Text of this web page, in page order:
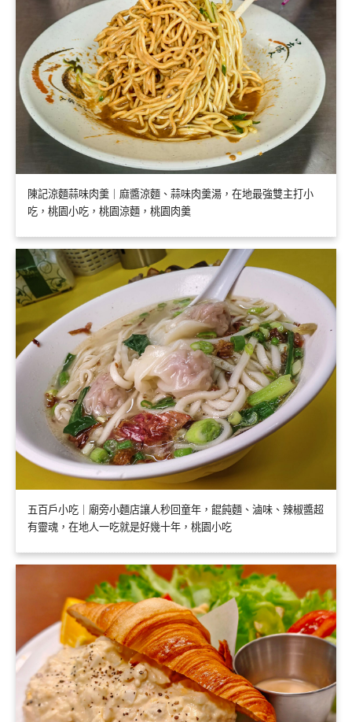
陳記涼麵蒜味肉羹｜麻醬涼麵、蒜味肉羹湯，在地最強雙主打小
吃，桃園小吃，桃園涼麵，桃園肉羹
五百戶小吃｜廟旁小麵店讓人秒回童年，餛飩麵、滷味、辣椒醬超
有靈魂，在地人一吃就是好幾十年，桃園小吃